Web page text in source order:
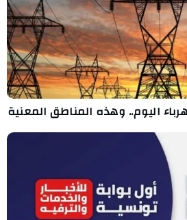
اليوم.. وهذه المناطق المعنية